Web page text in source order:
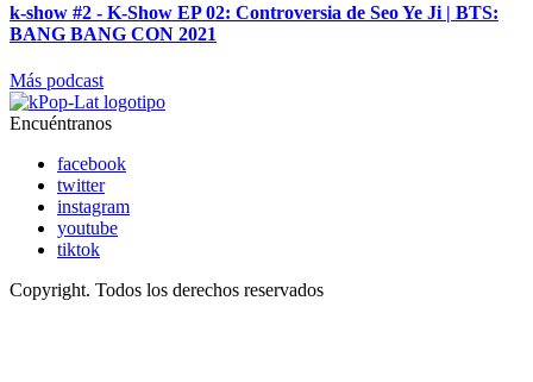
k-show #2 - K-Show EP 02: Controversia de Seo Ye Ji | BTS:
BANG BANG CON 2021
Más podcast
Encuéntranos
facebook
twitter
instagram
youtube
tiktok
Copyright. Todos los derechos reservados